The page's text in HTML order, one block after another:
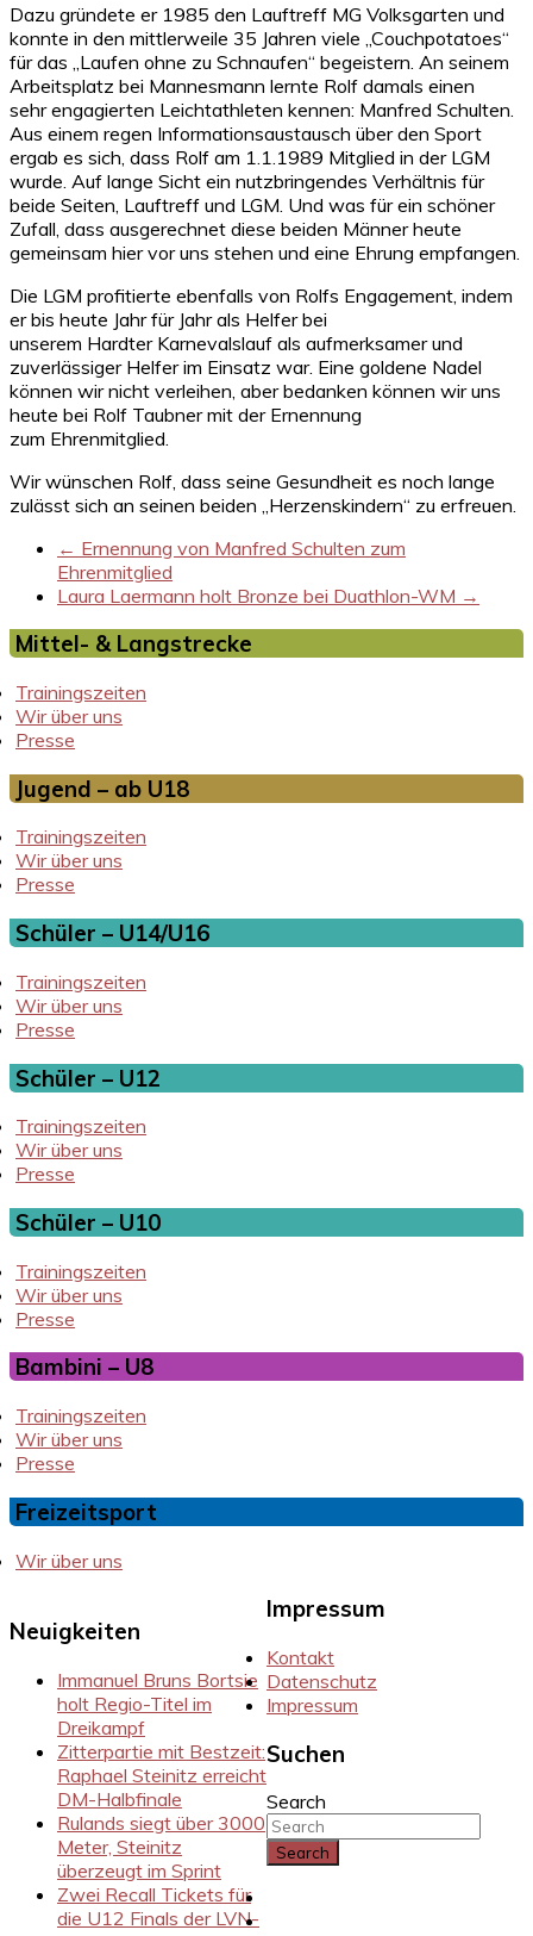
Dazu gründete er 1985 den Lauftreff MG Volksgarten und
konnte in den mittlerweile 35 Jahren viele „Couchpotatoes“
für das „Laufen ohne zu Schnaufen“ begeistern. An seinem
Arbeitsplatz bei Mannesmann lernte Rolf damals einen
sehr engagierten Leichtathleten kennen: ​​​Manfred Schulten.
Aus einem regen Informationsaustausch über den Sport
ergab es sich, dass Rolf am 1.1.1989 Mitglied in der LGM
wurde. Auf lange Sicht ein nutzbringendes Verhältnis für
beide Seiten, Lauftreff und LGM. Und was für ein schöner
Zufall, dass ausgerechnet diese beiden Männer heute
gemeinsam hier vor uns stehen und eine Ehrung empfangen.
Die LGM profitierte ebenfalls von Rolfs Engagement, indem
er bis heute Jahr für Jahr als Helfer bei
unserem Hardter Karnevalslauf als aufmerksamer und
zuverlässiger Helfer im Einsatz war. Eine goldene Nadel
können wir nicht verleihen, aber bedanken können wir uns
heute bei Rolf Taubner mit der Ernennung
zum Ehrenmitglied.
Wir wünschen Rolf, dass seine Gesundheit es noch lange
zulässt sich an seinen beiden „Herzenskindern“ zu erfreuen.
← Ernennung von Manfred Schulten zum
Ehrenmitglied
Laura Laermann holt Bronze bei Duathlon-WM →
Mittel- & Langstrecke
Trainingszeiten
Wir über uns
Presse
Jugend – ab U18
Trainingszeiten
Wir über uns
Presse
Schüler – U14/U16
Trainingszeiten
Wir über uns
Presse
Schüler – U12
Trainingszeiten
Wir über uns
Presse
Schüler – U10
Trainingszeiten
Wir über uns
Presse
Bambini – U8
Trainingszeiten
Wir über uns
Presse
Freizeitsport
Wir über uns
Neuigkeiten
Immanuel Bruns Bortsie
holt Regio-Titel im
Dreikampf
Zitterpartie mit Bestzeit:
Raphael Steinitz erreicht
DM-Halbfinale
Rulands siegt über 3000
Meter, Steinitz
überzeugt im Sprint
Zwei Recall Tickets für
die U12 Finals der LVN-
Impressum
Kontakt
Datenschutz
Impressum
Suchen
Search